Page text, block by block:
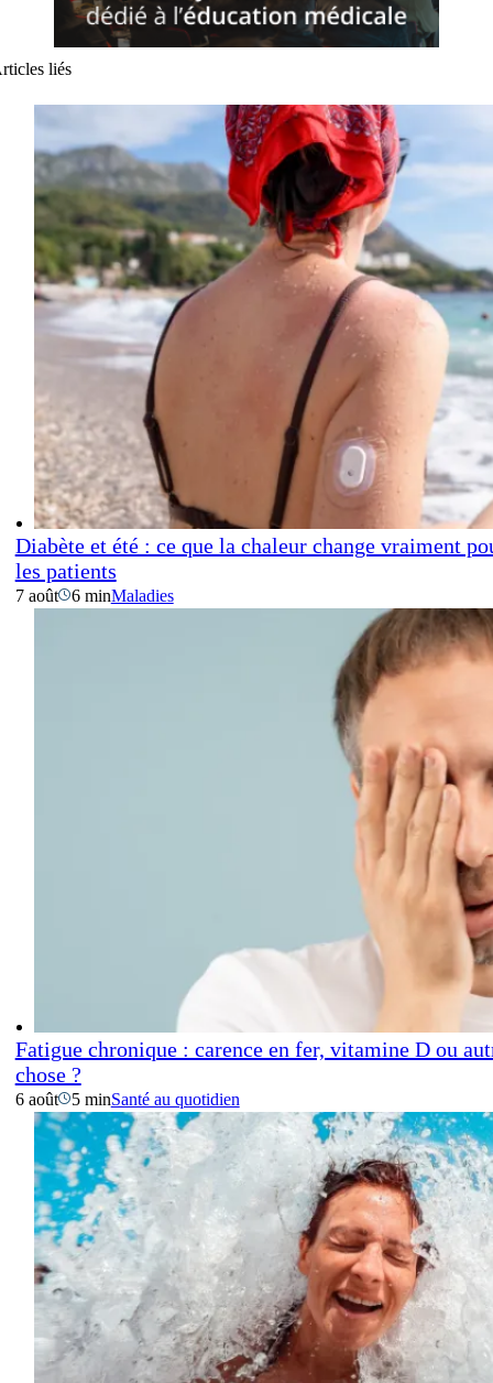
liés
Diabète et été : ce que la chaleur change vraiment
les patients
7 août 6 minMaladies
Fatigue chronique : carence en fer, vitamine D ou
chose ?
6 août 5 minSanté au quotidien